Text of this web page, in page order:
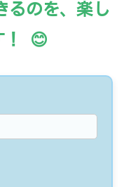
るのを、楽し
！ 😊